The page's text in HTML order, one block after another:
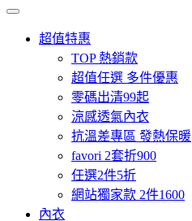
超值特惠
TOP 熱銷款
超值任選 多件優惠
零碼出清99起
涼感透氣內衣
抗溫差專區 發熱保暖
favori 2套折900
任選2件5折
網站獨家款 2件1600
內衣